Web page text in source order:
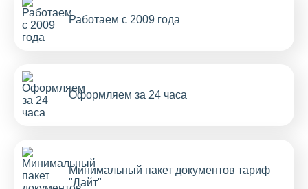
Работаем с 2009 года
Оформляем за 24 часа
Минимальный пакет документов тариф
"Лайт"